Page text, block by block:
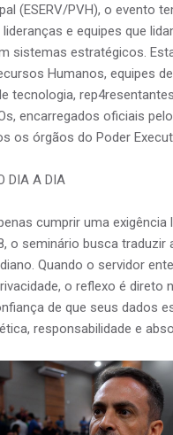
(ESERV/PVH), o evento
e equipes que
sistemas estratégicos.
Humanos, equipes
tecnologia,
encarregados oficiais
os órgãos do Poder
DIA A DIA
cumprir uma exigência
o seminário busca traduzir
Quando o servidor
o reflexo é direto
de que seus dados
responsabilidade e